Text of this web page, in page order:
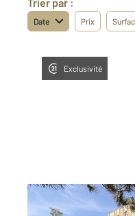
Date Prix
Exclusivité
MONTBELIARD 25